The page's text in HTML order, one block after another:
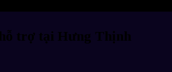
trợ tại Hưng Thịnh